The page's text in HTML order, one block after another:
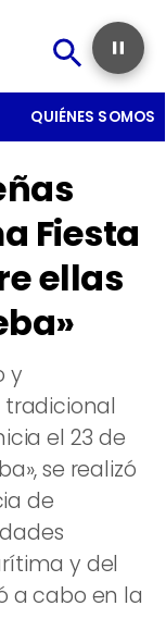
QUIÉNES SOMOS
Fiesta
ellas
y
tradicional
el 23 de
se realizó
de
y del
a cabo en la